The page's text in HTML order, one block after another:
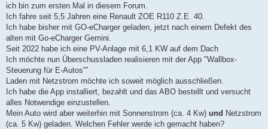
r
a
ich bin zum ersten Mal in diesem Forum.
Ich fahre seit 5,5 Jahren eine Renault ZOE R110 Z.E. 40.
Ich habe bisher mit GO-eCharger geladen, jetzt nach einem Defekt des
alten mit Go-eCharger Gemini.
Seit 2022 habe ich eine PV-Anlage mit 6,1 KW auf dem Dach
Ich möchte nun Überschussladen realisieren mit der App "Wallbox-
Steuerung für E-Autos””
Laden mit Netzstrom möchte ich soweit möglich ausschließen.
Ich habe die App installiert, bezahlt und das ABO bestellt und versucht
alles Notwendige einzustellen.
Mein Auto wird aber weiterhin mit Sonnenstrom (ca. 4 Kw) und Netzstrom
(ca. 5 Kw) geladen. Welchen Fehler werde ich gemacht haben?